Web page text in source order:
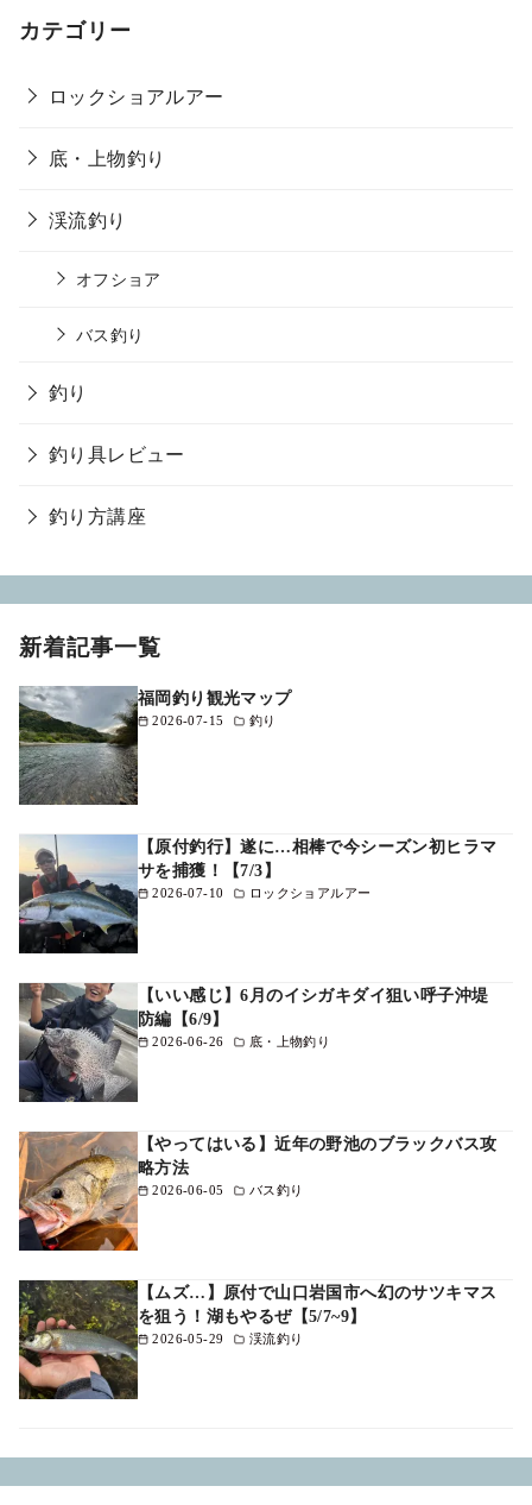
カテゴリー
ロックショアルアー
底・上物釣り
渓流釣り
オフショア
バス釣り
釣り
釣り具レビュー
釣り方講座
新着記事一覧
2026-07-15 釣り
福岡釣り観光マップ
2026-07-10 ロックショアルアー
【原付釣行】遂に…相棒で今シーズン初ヒラマ
サを捕獲！【7/3】
2026-06-26 底・上物釣り
【いい感じ】6月のイシガキダイ狙い呼子沖堤
防編【6/9】
2026-06-05 バス釣り
【やってはいる】近年の野池のブラックバス攻
略方法
2026-05-29 渓流釣り
【ムズ…】原付で山口岩国市へ幻のサツキマス
を狙う！湖もやるぜ【5/7~9】